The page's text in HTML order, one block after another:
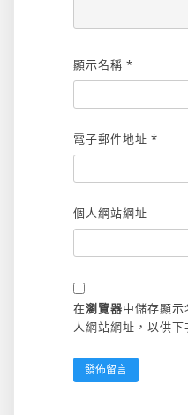
顯示名稱 *
電子郵件地址 *
個人網站網址
在瀏覽器中儲存顯
人網站網址，以供下